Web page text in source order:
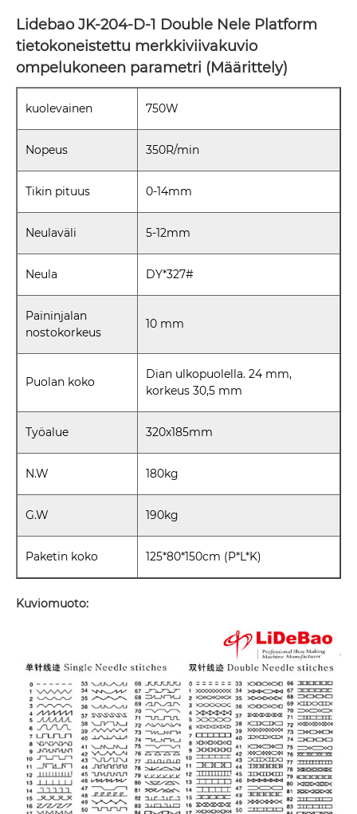
Lidebao JK-204-D-1 Double Nele Platform
tietokoneistettu merkkiviivakuvio
ompelukoneen parametri (Määrittely)
kuolevainen 750W
Nopeus 350R/min
Tikin pituus 0-14mm
Neulaväli 5-12mm
Neula DY*327#
Paininjalan
nostokorkeus
10 mm
Puolan koko
Dian ulkopuolella. 24 mm,
korkeus 30,5 mm
Työalue 320x185mm
N.W 180kg
G.W 190kg
Paketin koko 125*80*150cm (P*L*K)
Kuviomuoto: